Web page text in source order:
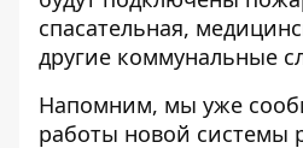
спасательная,
другие коммунальные
Напомним, мы уже
работы новой системы